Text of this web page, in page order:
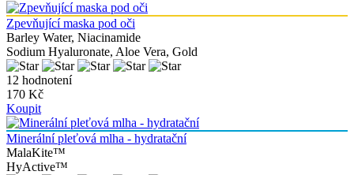
Zpevňující maska pod oči
Barley Water, Niacinamide
Sodium Hyaluronate, Aloe Vera, Gold
12 hodnotení
170 Kč
Koupit
Minerální pleťová mlha - hydratační
MalaKite™
HyActive™